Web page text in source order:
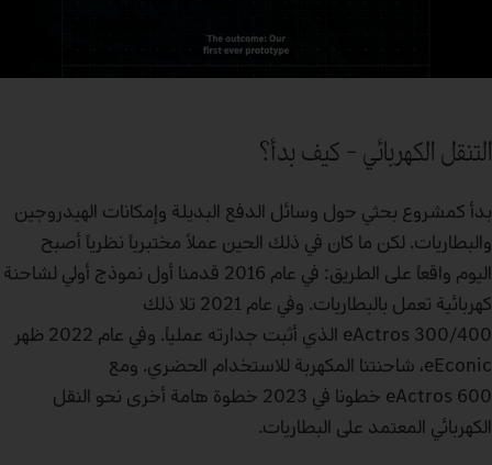
التنقل الكهربائي – كيف بدأ؟
بدأ كمشروع بحثي حول وسائل الدفع البديلة وإمكانات الهيدروجين
والبطاريات. لكن ما كان في ذلك الحين عملاً مختبرياً نظرياً أصبح
اليوم واقعاً على الطريق: في عام 2016 قدمنا أول نموذج أولي لشاحنة
كهربائية تعمل بالبطاريات. وفي عام 2021 تلا ذلك
eActros 300/400 الذي أثبت جدارته عملياً. وفي عام 2022 ظهر
eEconic، شاحنتنا المكهربة للاستخدام الحضري. ومع
eActros 600 خطونا في 2023 خطوة هامة أخرى نحو النقل
الكهربائي المعتمد على البطاريات.